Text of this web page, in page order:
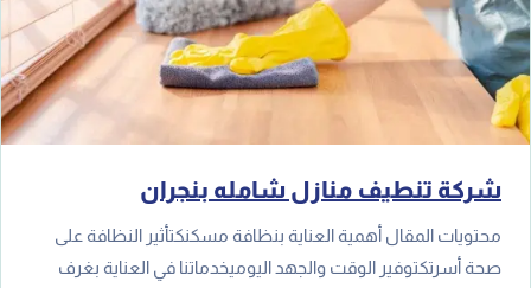
شركة تنطيف منازل شامله بنجران
محتويات المقال أهمية العناية بنظافة مسكنكتأثير النظافة على
صحة أسرتكتوفير الوقت والجهد اليوميخدماتنا في العناية بغرف